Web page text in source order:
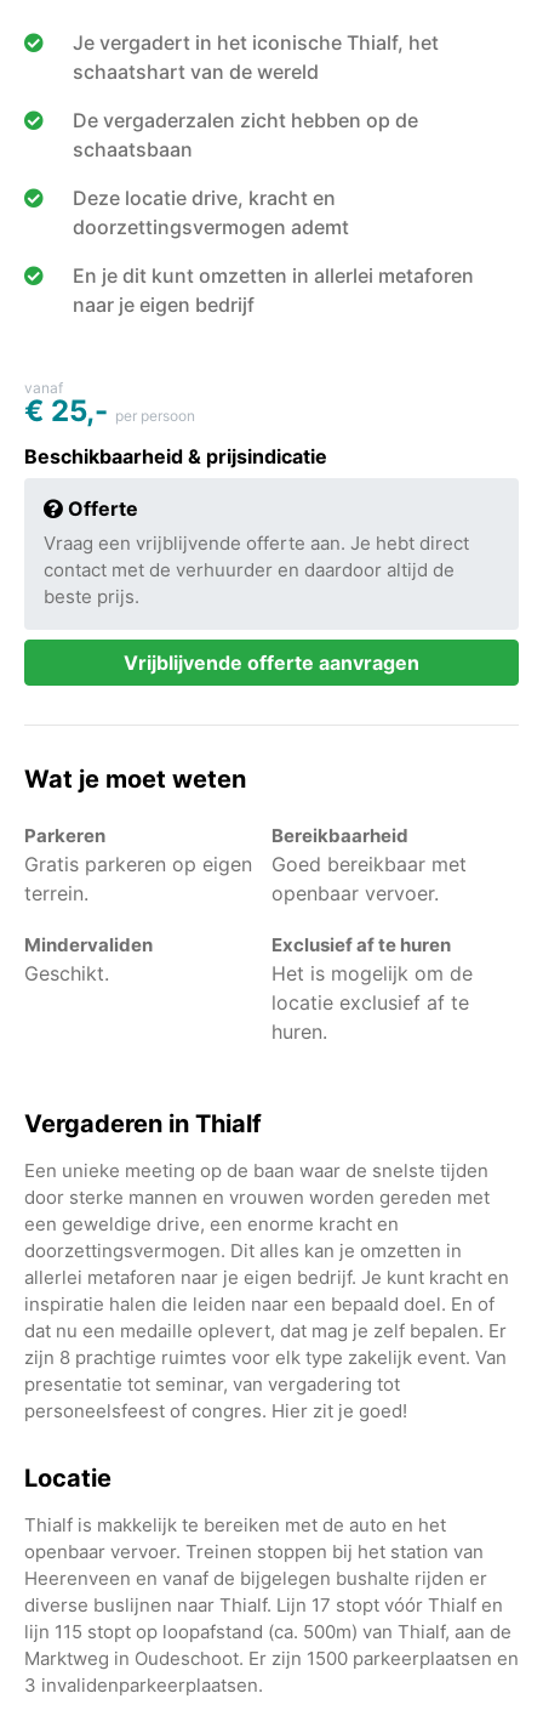
Je vergadert in het iconische Thialf, het
schaatshart van de wereld
De vergaderzalen zicht hebben op de
schaatsbaan
Deze locatie drive, kracht en
doorzettingsvermogen ademt
En je dit kunt omzetten in allerlei metaforen
naar je eigen bedrijf
vanaf
€ 25,- per persoon
Beschikbaarheid & prijsindicatie
Offerte
Vraag een vrijblijvende offerte aan. Je hebt direct
contact met de verhuurder en daardoor altijd de
beste prijs.
Vrijblijvende offerte aanvragen
Wat je moet weten
Parkeren
Gratis parkeren op eigen
terrein.
Bereikbaarheid
Goed bereikbaar met
openbaar vervoer.
Mindervaliden
Geschikt.
Exclusief af te huren
Het is mogelijk om de
locatie exclusief af te
huren.
Vergaderen in Thialf
Een unieke meeting op de baan waar de snelste tijden
door sterke mannen en vrouwen worden gereden met
een geweldige drive, een enorme kracht en
doorzettingsvermogen. Dit alles kan je omzetten in
allerlei metaforen naar je eigen bedrijf. Je kunt kracht en
inspiratie halen die leiden naar een bepaald doel. En of
dat nu een medaille oplevert, dat mag je zelf bepalen. Er
zijn 8 prachtige ruimtes voor elk type zakelijk event. Van
presentatie tot seminar, van vergadering tot
personeelsfeest of congres. Hier zit je goed!
Locatie
Thialf is makkelijk te bereiken met de auto en het
openbaar vervoer. Treinen stoppen bij het station van
Heerenveen en vanaf de bijgelegen bushalte rijden er
diverse buslijnen naar Thialf. Lijn 17 stopt vóór Thialf en
lijn 115 stopt op loopafstand (ca. 500m) van Thialf, aan de
Marktweg in Oudeschoot. Er zijn 1500 parkeerplaatsen en
3 invalidenparkeerplaatsen.